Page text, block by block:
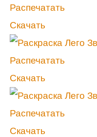
Распечатать
Скачать
Распечатать
Скачать
Распечатать
Скачать